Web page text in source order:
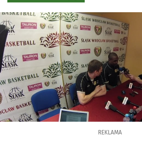
Kliknij, aby powiększyć
REKLAMA